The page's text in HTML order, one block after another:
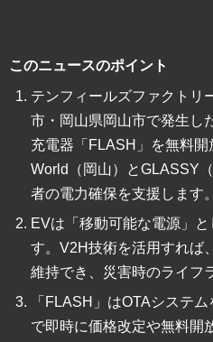
このニュースのポイント
テンフィールズファクトリ
市・岡山県岡山市で発生し
充電器「FLASH」を無料
World（岡山）とGLASSY
者の電力確保を支援します。
EVは「移動可能な電源」
す。V2H技術を活用すれば
維持でき、災害時のライフ
「FLASH」はOTAシステ
で即時に価格改定や無料開